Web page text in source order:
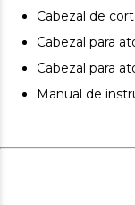
Cabezal de
Cabezal para
Cabezal para
Manual de